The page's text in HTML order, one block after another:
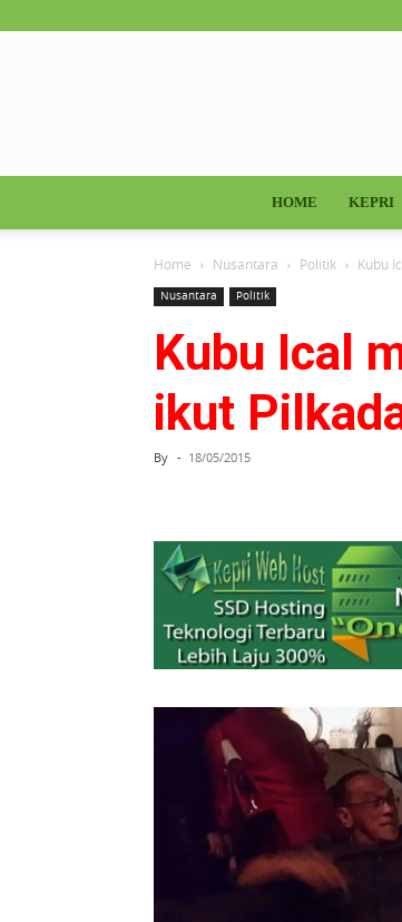
HOME KEPRI
Home Nusantara Politik Kubu
Nusantara Politik
Kubu Ical
ikut
By - 18/05/2015